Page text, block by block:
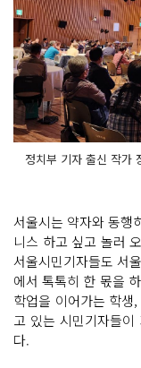
정치부 기자 출신 작가
서울시는 약자와 동행
니스 하고 싶고 놀러
서울시민기자들도 서
에서 톡톡히 한 몫을
학업을 이어가는 학생
고 있는 시민기자들
다.